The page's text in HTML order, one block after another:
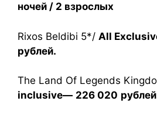
ночей / 2 взрослых
Rixos Beldibi 5*/ All
рублей.
The Land Of Legends
inclusive— 226 020